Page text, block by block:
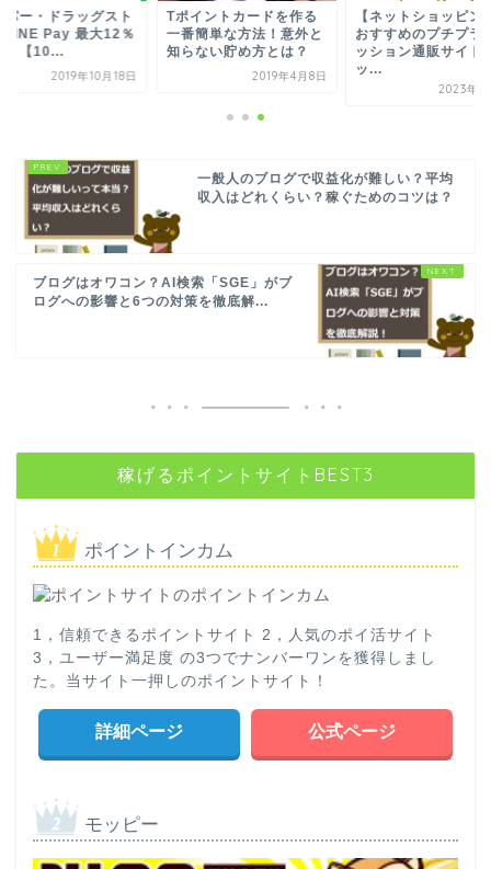
パー・ドラッグスト
LINE Pay 最大12％
！【10...
2019年10月18日
Tポイントカードを作る
一番簡単な方法！意外と
知らない貯め方とは？
2019年4月8日
【ネットショッピン
おすすめのプチプラ
ッション通販サイト
ッ...
2023年6
一般人のブログで収益化が難しい？平均
収入はどれくらい？稼ぐためのコツは？
ブログはオワコン？AI検索「SGE」がブ
ログへの影響と6つの対策を徹底解...
稼げるポイントサイトBEST3
ポイントインカム
1，信頼できるポイントサイト 2，人気のポイ活サイト
3，ユーザー満足度 の3つでナンバーワンを獲得しまし
た。当サイト一押しのポイントサイト！
詳細ページ 公式ページ
モッピー